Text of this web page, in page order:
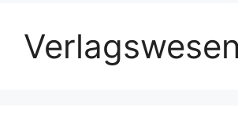
Verlagswesen